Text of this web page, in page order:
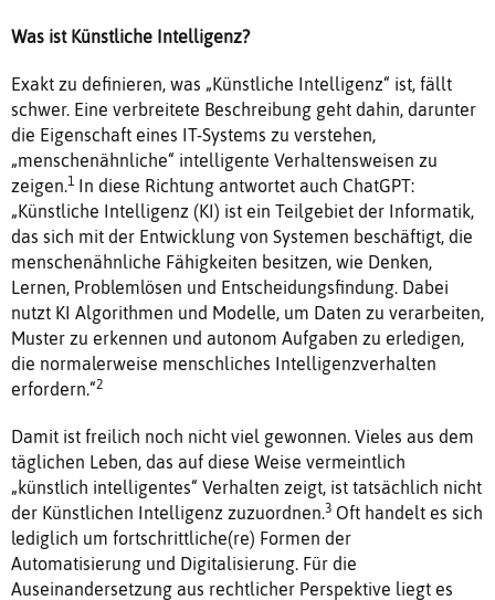
Was ist Künstliche Intelligenz?
Exakt zu definieren, was „Künstliche Intelligenz“ ist, fällt
schwer. Eine verbreitete Beschreibung geht dahin, darunter
die Eigenschaft eines IT-Systems zu verstehen,
„menschenähnliche“ intelligente Verhaltensweisen zu
zeigen.1 In diese Richtung antwortet auch ChatGPT:
„Künstliche Intelligenz (KI) ist ein Teilgebiet der Informatik,
das sich mit der Entwicklung von Systemen beschäftigt, die
menschenähnliche Fähigkeiten besitzen, wie Denken,
Lernen, Problemlösen und Entscheidungsfindung. Dabei
nutzt KI Algorithmen und Modelle, um Daten zu verarbeiten,
Muster zu erkennen und autonom Aufgaben zu erledigen,
die normalerweise menschliches Intelligenzverhalten
erfordern.“2
Damit ist freilich noch nicht viel gewonnen. Vieles aus dem
täglichen Leben, das auf diese Weise vermeintlich
„künstlich intelligentes“ Verhalten zeigt, ist tatsächlich nicht
der Künstlichen Intelligenz zuzuordnen.3 Oft handelt es sich
lediglich um fortschrittliche(re) Formen der
Automatisierung und Digitalisierung. Für die
Auseinandersetzung aus rechtlicher Perspektive liegt es